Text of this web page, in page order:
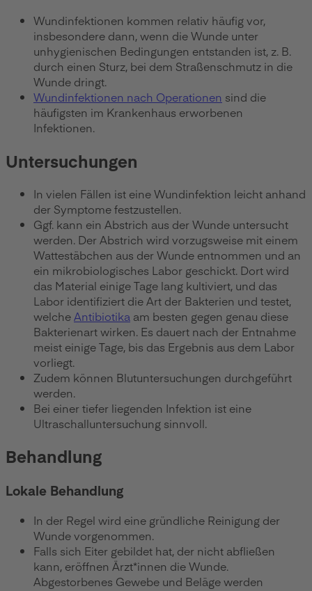
Wundinfektionen kommen relativ häufig vor,
insbesondere dann, wenn die Wunde unter
unhygienischen Bedingungen entstanden ist, z. B.
durch einen Sturz, bei dem Straßenschmutz in die
Wunde dringt.
Wundinfektionen nach Operationen sind die
häufigsten im Krankenhaus erworbenen
Infektionen.
Untersuchungen
In vielen Fällen ist eine Wundinfektion leicht anhand
der Symptome festzustellen.
Ggf. kann ein Abstrich aus der Wunde untersucht
werden. Der Abstrich wird vorzugsweise mit einem
Wattestäbchen aus der Wunde entnommen und an
ein mikrobiologisches Labor geschickt. Dort wird
das Material einige Tage lang kultiviert, und das
Labor identifiziert die Art der Bakterien und testet,
welcheAntibiotika am besten gegen genau diese
Bakterienart wirken. Es dauert nach der Entnahme
meist einige Tage, bis das Ergebnis aus dem Labor
vorliegt.
Zudem können Blutuntersuchungen durchgeführt
werden.
Bei einer tiefer liegenden Infektion ist eine
Ultraschalluntersuchung sinnvoll.
Behandlung
Lokale Behandlung
In der Regel wird eine gründliche Reinigung der
Wunde vorgenommen.
Falls sich Eiter gebildet hat, der nicht abfließen
kann, eröffnen Ärzt*innen die Wunde.
Abgestorbenes Gewebe und Beläge werden